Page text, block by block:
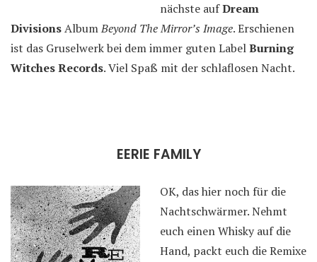
nächste aufDream
DivisionsAlbumBeyond The Mirror’s Image. Erschienen
ist das Gruselwerk bei dem immer guten LabelBurning
Witches Records. Viel Spaß mit der schlaflosen Nacht.
EERIE FAMILY
OK, das hier noch für die
Nachtschwärmer. Nehmt
euch einen Whisky auf die
Hand, packt euch die Remixe